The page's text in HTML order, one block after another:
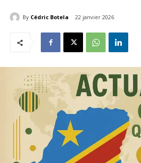
By Cédric Botela 22 janvier 2026